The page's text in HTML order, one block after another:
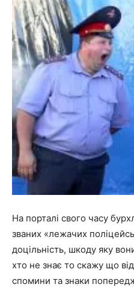
На порталі свого часу
званих «лежачих
доцільність, шкоду яку
хто не знає то скажу що
спомини та знаки